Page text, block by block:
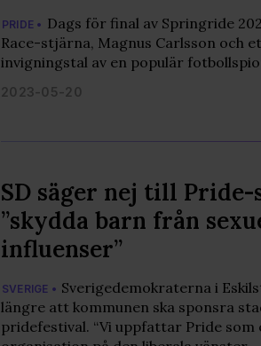
PRIDE • Dags för final av Springride
Race-stjärna, Magnus Carlsson och
invigningstal av en populär
2023-05-20
SD säger nej till
”skydda barn från
influenser”
SVERIGE • Sverigedemokraterna i
längre att kommunen ska sponsra
pridefestival. “Vi uppfattar Pride som